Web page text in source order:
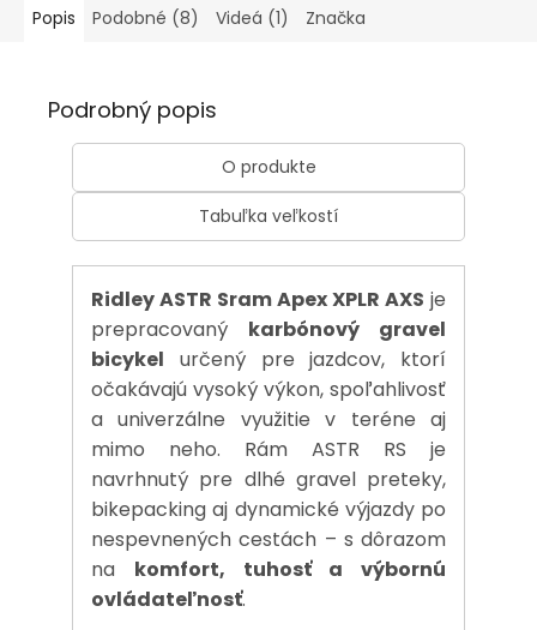
Popis Podobné (8) Videá (1) Značka
Podrobný popis
O produkte
Tabuľka veľkostí
Ridley ASTR Sram Apex XPLR AXS je
prepracovaný karbónový gravel
bicykel určený pre jazdcov, ktorí
očakávajú vysoký výkon, spoľahlivosť
a univerzálne využitie v teréne aj
mimo neho. Rám ASTR RS je
navrhnutý pre dlhé gravel preteky,
bikepacking aj dynamické výjazdy po
nespevnených cestách – s dôrazom
na komfort, tuhosť a výbornú
ovládateľnosť.